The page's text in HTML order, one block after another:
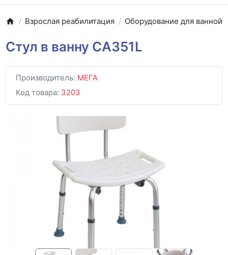
Взрослая реабилитация Оборудование для ванной
Стул в ванну CA351L
Производитель: МЕГА
Код товара: 3203